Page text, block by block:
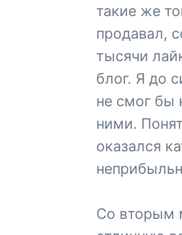
такие же
продавал,
тысячи
блог. Я до
не смог бы
ними.
оказался
Со вторым